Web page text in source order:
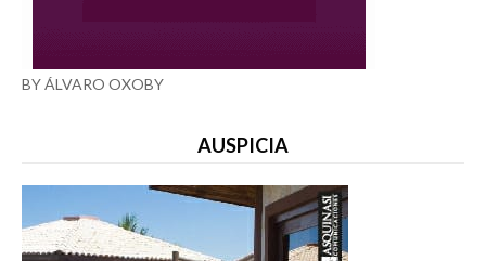
BY ÁLVARO OXOBY
AUSPICIA